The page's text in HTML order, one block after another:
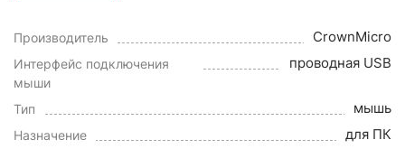
Производитель CrownMicro
Интерфейс подключения
мыши
проводная USB
Тип мышь
Назначение для ПК